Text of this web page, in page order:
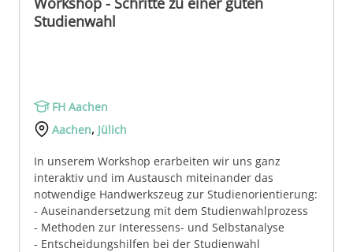
Studienwahl
FH Aachen
Aachen, Jülich
In unserem Workshop erarbeiten wir uns ganz
interaktiv und im Austausch miteinander das
notwendige Handwerkszeug zur Studienorientierung:
- Auseinandersetzung mit dem Studienwahlprozess
- Methoden zur Interessens- und Selbstanalyse
- Entscheidungshilfen bei der Studienwahl